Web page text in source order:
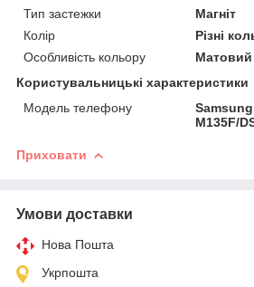
Тип застежки
Магніт
Колір
Різні
Особливість кольору
Матовий
Користувальницькі характеристики
Модель телефону
M135F/
Приховати
Умови доставки
Нова Пошта
Укрпошта